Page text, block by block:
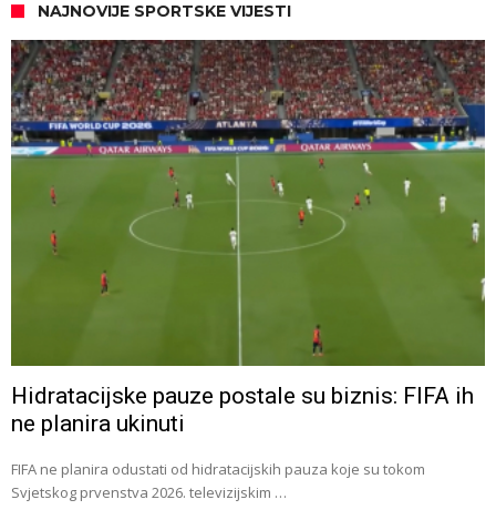
NAJNOVIJE SPORTSKE VIJESTI
Hidratacijske pauze postale su biznis: FIFA ih
ne planira ukinuti
FIFA ne planira odustati od hidratacijskih pauza koje su tokom
Svjetskog prvenstva 2026. televizijskim …